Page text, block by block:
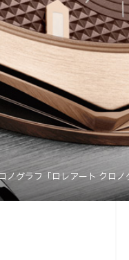
グラフ「ロレアート クロノ